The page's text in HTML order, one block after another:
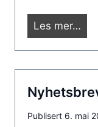
o
Les mer…
2
5
Publisert 6. mai